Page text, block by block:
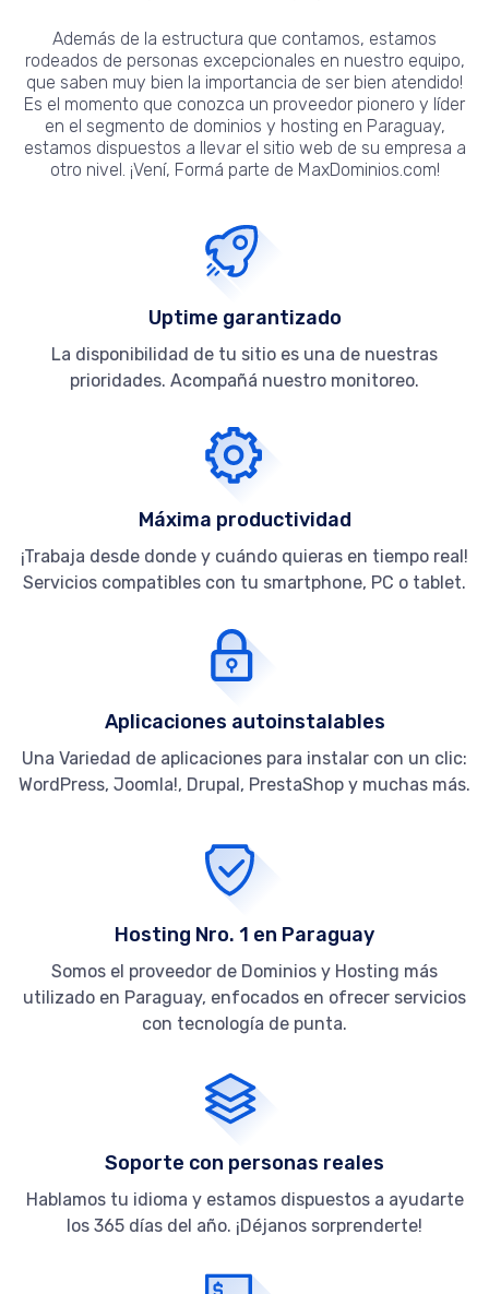
Además de la estructura que contamos, estamos
rodeados de personas excepcionales en nuestro equipo,
que saben muy bien la importancia de ser bien atendido!
Es el momento que conozca un proveedor pionero y líder
en el segmento de dominios y hosting en Paraguay,
estamos dispuestos a llevar el sitio web de su empresa a
otro nivel. ¡Vení, Formá parte de MaxDominios.com!
Uptime garantizado
La disponibilidad de tu sitio es una de nuestras
prioridades. Acompañá nuestro monitoreo.
Máxima productividad
¡Trabaja desde donde y cuándo quieras en tiempo real!
Servicios compatibles con tu smartphone, PC o tablet.
Aplicaciones autoinstalables
Una Variedad de aplicaciones para instalar con un clic:
WordPress, Joomla!, Drupal, PrestaShop y muchas más.
Hosting Nro. 1 en Paraguay
Somos el proveedor de Dominios y Hosting más
utilizado en Paraguay, enfocados en ofrecer servicios
con tecnología de punta.
Soporte con personas reales
Hablamos tu idioma y estamos dispuestos a ayudarte
los 365 días del año. ¡Déjanos sorprenderte!